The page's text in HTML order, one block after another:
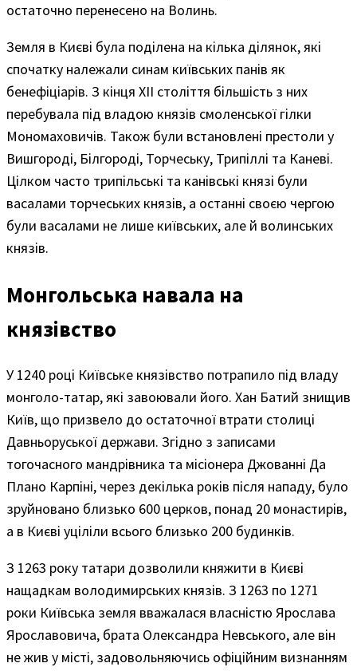
остаточно перенесено на Волинь.
Земля в Києві була поділена на кілька ділянок, які
спочатку належали синам київських панів як
бенефіціарів. З кінця XII століття більшість з них
перебувала під владою князів смоленської гілки
Мономаховичів. Також були встановлені престоли у
Вишгороді, Білгороді, Торчеську, Трипіллі та Каневі.
Цілком часто трипільські та канівські князі були
васалами торчеських князів, а останні своєю чергою
були васалами не лише київських, але й волинських
князів.
Монгольська навала на
князівство
У 1240 році Київське князівство потрапило під владу
монголо-татар, які завоювали його. Хан Батий знищив
Київ, що призвело до остаточної втрати столиці
Давньоруської держави. Згідно з записами
тогочасного мандрівника та місіонера Джованні Да
Плано Карпіні, через декілька років після нападу, було
зруйновано близько 600 церков, понад 20 монастирів,
а в Києві уціліли всього близько 200 будинків.
З 1263 року татари дозволили княжити в Києві
нащадкам володимирських князів. З 1263 по 1271
роки Київська земля вважалася власністю Ярослава
Ярославовича, брата Олександра Невського, але він
не жив у місті, задовольняючись офіційним визнанням